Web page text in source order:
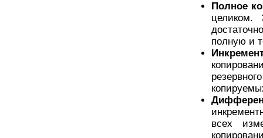
Полное
целиком.
полную и
всех